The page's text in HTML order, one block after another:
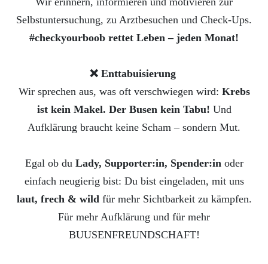
Selbstuntersuchung, zu Arztbesuchen und Check-Ups.
#checkyourboob rettet Leben – jeden Monat!
❌ Enttabuisierung
Wir sprechen aus, was oft verschwiegen wird: Krebs
ist kein Makel. Der Busen kein Tabu! Und
Aufklärung braucht keine Scham – sondern Mut.
Egal ob du Lady, Supporter:in, Spender:inoder
einfach neugierig bist: Du bist eingeladen, mit uns
laut, frech & wildfür mehr Sichtbarkeit zu kämpfen.
Für mehr Aufklärung und für mehr
BUUSENFREUNDSCHAFT!